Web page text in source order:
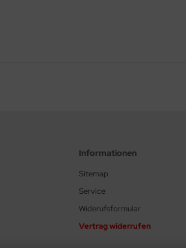
Informationen
Sitemap
Service
Widerufsformular
Vertrag widerrufen